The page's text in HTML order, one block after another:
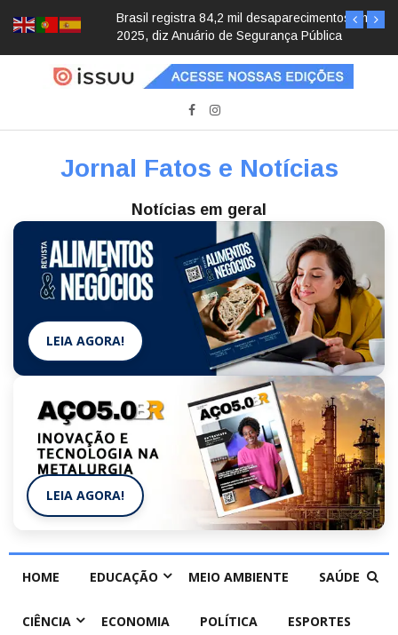
Brasil registra 84,2 mil desaparecimentos em
2025, diz Anuário de Segurança Pública
Jornal Fatos e Notícias
Notícias em geral
LEIA AGORA!
LEIA AGORA!
HOME EDUCAÇÃO MEIO AMBIENTE SAÚDE
CIÊNCIA ECONOMIA POLÍTICA ESPORTES